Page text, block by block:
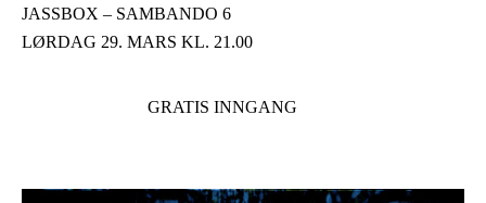
JASSBOX – SAMBANDO 6
LØRDAG 29. MARS KL. 21.00
GRATIS INNGANG